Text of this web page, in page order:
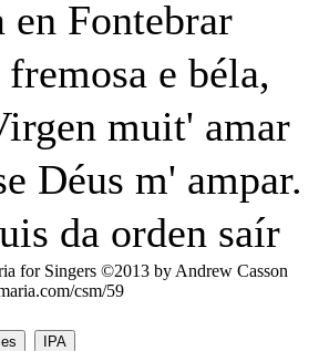
en Fontebrar
e béla,
muit' amar
Déus m' ampar.
da orden saír
for Singers ©2013 by Andrew Casson
csm/59
IPA